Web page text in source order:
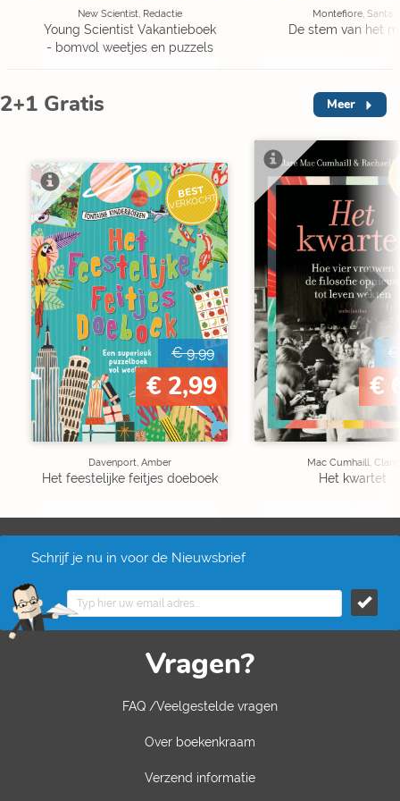
New Scientist, Redactie
Young Scientist Vakantieboek
- bomvol weetjes en puzzels
Montefiore, Santa
De stem van het
2+1 Gratis Meer
BEST
VERKOCHT
€ 9,99
€ 2,99
Davenport, Amber
Het feestelijke feitjes doeboek
€
€
Mac Cumhaill, Clare
Het kwartet
Schrijf je nu in voor de Nieuwsbrief
Vragen?
FAQ /Veelgestelde vragen
Over boekenkraam
Verzend informatie